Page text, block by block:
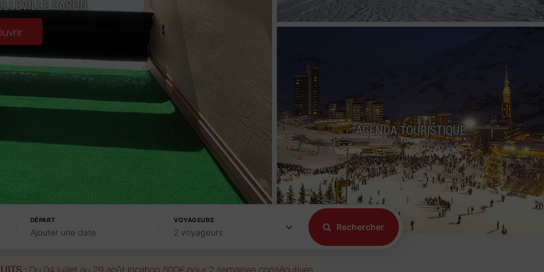
CARON
AGENDA TOURISTIQUE
DÉPART
Ajouter une date
VOYAGEURS
2 voyageurs
Rechercher
Du 04 juillet au 29 août location 500€ pour 2 semaines consécutives.